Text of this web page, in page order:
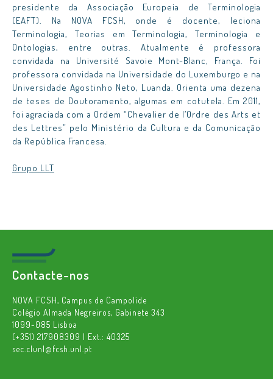
presidente da Associação Europeia de Terminologia
(EAFT). Na NOVA FCSH, onde é docente, leciona
Terminologia, Teorias em Terminologia, Terminologia e
Ontologias, entre outras. Atualmente é professora
convidada na Université Savoie Mont-Blanc, França. Foi
professora convidada na Universidade do Luxemburgo e na
Universidade Agostinho Neto, Luanda. Orienta uma dezena
de teses de Doutoramento, algumas em cotutela. Em 2011,
foi agraciada com a Ordem “Chevalier de l’Ordre des Arts et
des Lettres” pelo Ministério da Cultura e da Comunicação
da República Francesa.
Grupo LLT
Contacte-nos
NOVA FCSH, Campus de Campolide
Colégio Almada Negreiros, Gabinete 343
1099-085 Lisboa
(+351) 217908309 | Ext.: 40325
sec.clunl@fcsh.unl.pt